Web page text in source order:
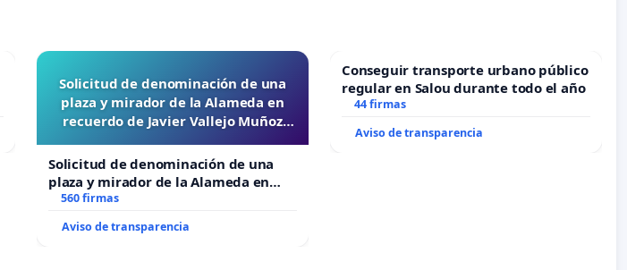
Solicitud de denominación de una
plaza y mirador de la Alameda en
recuerdo de Javier Vallejo Muñoz
Solicitud de denominación de una
plaza y mirador de la Alameda en
recuerdo de Javier Vallejo Muñoz
560 firmas
Aviso de transparencia
Conseguir transporte urbano público
regular en Salou durante todo el año
44 firmas
Aviso de transparencia